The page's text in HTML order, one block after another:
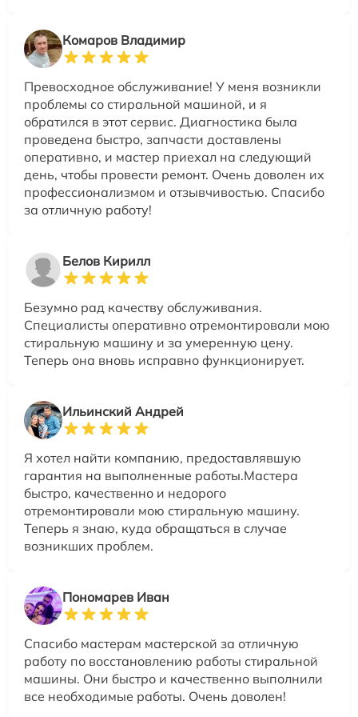
Комаров Владимир
Превосходное обслуживание! У меня возникли
проблемы со стиральной машиной, и я
обратился в этот сервис. Диагностика была
проведена быстро, запчасти доставлены
оперативно, и мастер приехал на следующий
день, чтобы провести ремонт. Очень доволен их
профессионализмом и отзывчивостью. Спасибо
за отличную работу!
Белов Кирилл
Безумно рад качеству обслуживания.
Специалисты оперативно отремонтировали мою
стиральную машину и за умеренную цену.
Теперь она вновь исправно функционирует.
Ильинский Андрей
Я хотел найти компанию, предоставлявшую
гарантия на выполненные работы.Мастера
быстро, качественно и недорого
отремонтировали мою стиральную машину.
Теперь я знаю, куда обращаться в случае
возникших проблем.
Пономарев Иван
Спасибо мастерам мастерской за отличную
работу по восстановлению работы стиральной
машины. Они быстро и качественно выполнили
все необходимые работы. Очень доволен!